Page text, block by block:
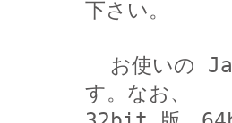
下さい。
す。なお、